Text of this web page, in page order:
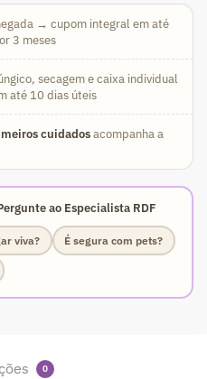
→ cupom integral em até
3 meses
secagem e caixa individual
até 10 dias úteis
cuidadosacompanha a
ao Especialista RDF
viva? É segura com pets?
0